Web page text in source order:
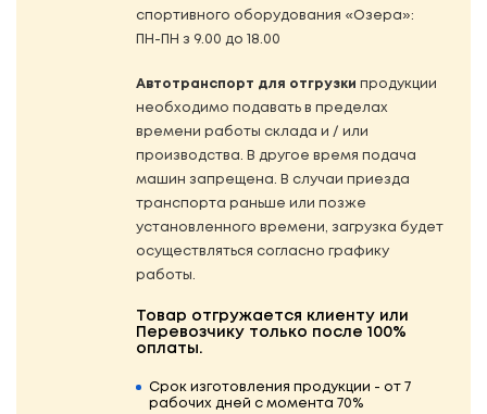
спортивного оборудования «Озера»:
ПН-ПН з 9.00 до 18.00
Автотранспорт для отгрузки продукции
необходимо подавать в пределах
времени работы склада и / или
производства. В другое время подача
машин запрещена. В случаи приезда
транспорта раньше или позже
установленного времени, загрузка будет
осуществляться согласно графику
работы.
Товар отгружается клиенту или
Перевозчику только после 100%
оплаты.
Срок изготовления продукции - от 7
рабочих дней с момента 70%